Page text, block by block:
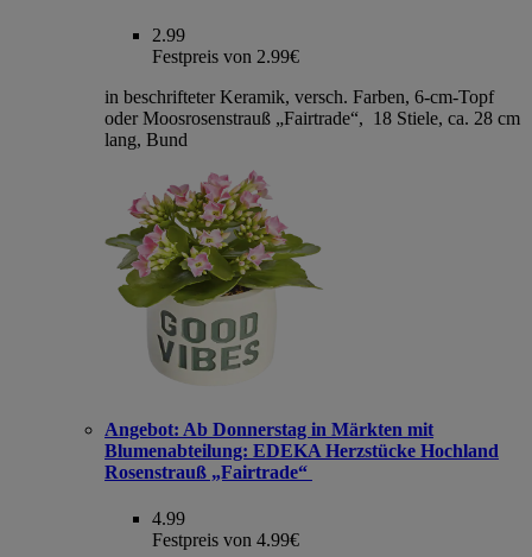
2.99
Festpreis von 2.99€
in beschrifteter Keramik, versch. Farben, 6-cm-Topf
oder Moosrosenstrauß „Fairtrade“, 18 Stiele, ca. 28 cm
lang, Bund
Angebot: Ab Donnerstag in Märkten mit
Blumenabteilung: EDEKA Herzstücke Hochland
Rosenstrauß „Fairtrade“
4.99
Festpreis von 4.99€